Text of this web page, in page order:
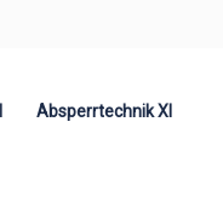
Absperrtechnik XI